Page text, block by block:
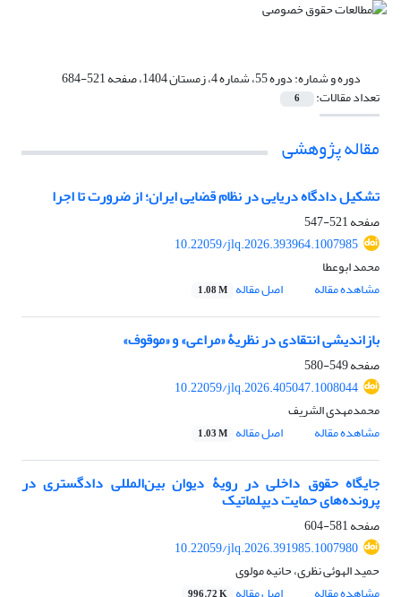
دوره و شماره:دوره 55، شماره 4، زمستان 1404، صفحه 521-684
تعداد مقالات: 6
مقاله پژوهشی
تشکیل دادگاه دریایی در نظام قضایی ایران؛ از ضرورت تا اجرا
صفحه521-547
10.22059/jlq.2026.393964.1007985
محمد ابوعطا
مشاهده مقاله
اصل مقاله 1.08 M
بازاندیشی انتقادی در نظریۀ «مراعی» و «موقوف»
صفحه549-580
10.22059/jlq.2026.405047.1008044
محمدمهدی الشریف
مشاهده مقاله
اصل مقاله 1.03 M
جایگاه حقوق داخلی در رویۀ دیوان بین‌المللی دادگستری در
پرونده‌های حمایت دیپلماتیک
صفحه581-604
10.22059/jlq.2026.391985.1007980
حمید الهوئی نظری، حانیه مولوی